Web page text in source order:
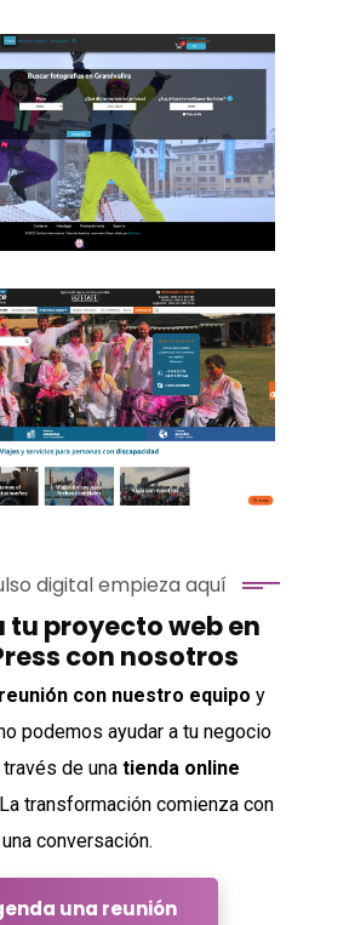
Les
Olimpiades
Xperience
digital empieza aquí
tu proyecto web en
con nosotros
con nuestro equipo y
podemos ayudar a tu negocio
de una tienda online
transformación comienza con
una conversación.
una reunión